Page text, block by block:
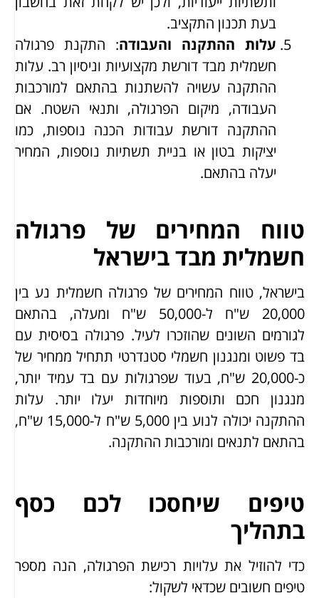
בעת תכנון התקציב.
עלות ההתקנה והעבודה: התקנת פרגולה
חשמלית מבד דורשת מקצועיות וניסיון רב. עלות
ההתקנה עשויה להשתנות בהתאם למורכבות
העבודה, מיקום הפרגולה, ותנאי השטח. אם
ההתקנה דורשת עבודות הכנה נוספות, כמו
יציקות בטון או בניית תשתיות נוספות, המחיר
יעלה בהתאם.
טווח המחירים של פרגולה
חשמלית מבד בישראל
בישראל, טווח המחירים של פרגולה חשמלית נע בין
20,000 ש"ח ל-50,000 ש"ח ומעלה, בהתאם
לגורמים השונים שהוזכרו לעיל. פרגולה בסיסית עם
בד פשוט ומנגנון חשמלי סטנדרטי תתחיל ממחיר של
כ-20,000 ש"ח, בעוד שפרגולות עם בד עמיד יותר,
מנגנון חכם ותוספות מיוחדות יעלו יותר. עלות
ההתקנה יכולה לנוע בין 5,000 ש"ח ל-15,000 ש"ח,
בהתאם לתנאים ומורכבות ההתקנה.
טיפים שיחסכו לכם כסף
בתהליך
כדי להוזיל את עלויות רכישת הפרגולה, הנה מספר
טיפים חשובים שכדאי לשקול: